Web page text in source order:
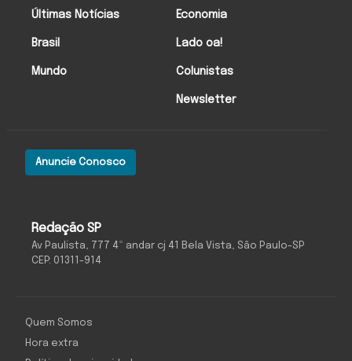
Redação SP
Av Paulista, 777 4º andar cj 41 Bela Vista, São Paulo-SP
CEP: 01311-914
Anuncie Conosco
Últimas Notícias
Brasil
Mundo
Economia
Lado oa!
Colunistas
Newsletter
Quem Somos
Hora extra